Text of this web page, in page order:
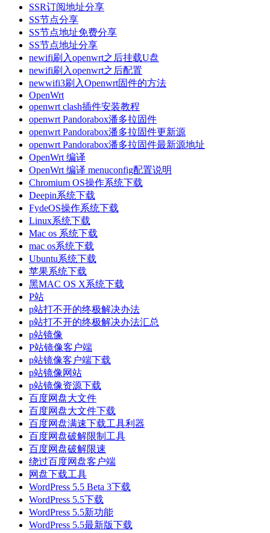
SSR订阅地址分享
SS节点分享
SS节点地址免费分享
SS节点地址分享
newifi刷入openwrt之后挂载U盘
newifi刷入openwrt之后配置
newwifi3刷入Openwrt固件的方法
OpenWrt
openwrt clash插件安装教程
openwrt Pandorabox潘多拉固件
openwrt Pandorabox潘多拉固件更新源
openwrt Pandorabox潘多拉固件最新源地址
OpenWrt 编译
OpenWrt 编译 menuconfig配置说明
Chromium OS操作系统下载
Deepin系统下载
FydeOS操作系统下载
Linux系统下载
Mac os 系统下载
mac os系统下载
Ubuntu系统下载
苹果系统下载
黑MAC OS X系统下载
P站
p站打不开的终极解决办法
p站打不开的终极解决办法汇总
p站镜像
P站镜像客户端
p站镜像客户端下载
p站镜像网站
p站镜像资源下载
百度网盘大文件
百度网盘大文件下载
百度网盘满速下载工具利器
百度网盘破解限制工具
百度网盘破解限速
绕过百度网盘客户端
网盘下载工具
WordPress 5.5 Beta 3下载
WordPress 5.5下载
WordPress 5.5新功能
WordPress 5.5最新版下载